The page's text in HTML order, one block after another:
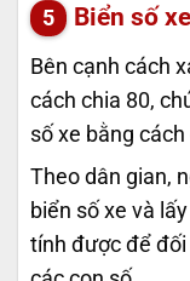
Biển số xe
Bên cạnh cách
cách chia 80,
số xe bằng
Theo dân gian,
biển số xe và
tính được để